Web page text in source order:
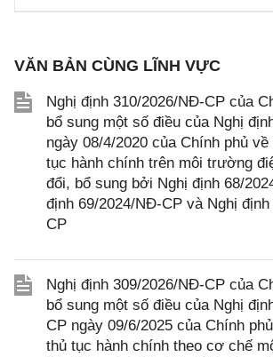
VĂN BẢN CÙNG LĨNH VỰC
Nghị định 310/2026/NĐ-CP của
bổ sung một số điều của Nghị
ngày 08/4/2020 của Chính phủ
tục hành chính trên môi trường
đổi, bổ sung bởi Nghị định 68/
định 69/2024/NĐ-CP và Nghị
CP
Nghị định 309/2026/NĐ-CP của
bổ sung một số điều của Nghị
CP ngày 09/6/2025 của Chính
thủ tục hành chính theo cơ chế